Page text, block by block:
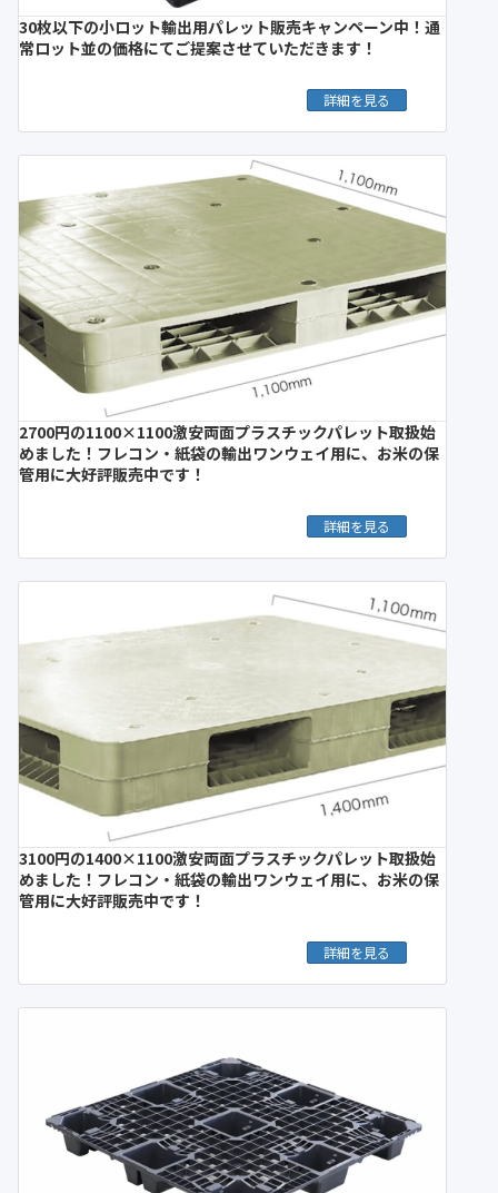
30枚以下の小ロット輸出用パレット販売キャンペーン中！通
常ロット並の価格にてご提案させていただきます！
詳細を見る
2700円の1100×1100激安両面プラスチックパレット取扱始
めました！フレコン・紙袋の輸出ワンウェイ用に、お米の保
管用に大好評販売中です！
詳細を見る
3100円の1400×1100激安両面プラスチックパレット取扱始
めました！フレコン・紙袋の輸出ワンウェイ用に、お米の保
管用に大好評販売中です！
詳細を見る